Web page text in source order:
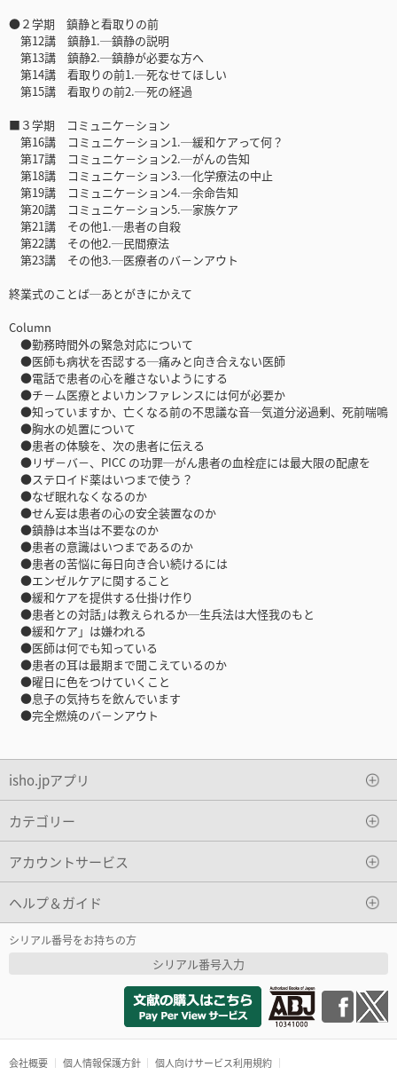
●２学期 鎮静と看取りの前
第12講 鎮静1.─鎮静の説明
第13講 鎮静2.─鎮静が必要な方へ
第14講 看取りの前1.─死なせてほしい
第15講 看取りの前2.─死の経過
■３学期 コミュニケ－ション
第16講 コミュニケ－ション1.─緩和ケアって何？
第17講 コミュニケ－ション2.─がんの告知
第18講 コミュニケ－ション3.─化学療法の中止
第19講 コミュニケ－ション4.─余命告知
第20講 コミュニケ－ション5.─家族ケア
第21講 その他1.─患者の自殺
第22講 その他2.─民間療法
第23講 その他3.─医療者のバ－ンアウト
終業式のことば─あとがきにかえて
Column
●勤務時間外の緊急対応について
●医師も病状を否認する─痛みと向き合えない医師
●電話で患者の心を離さないようにする
●チ－ム医療とよいカンファレンスには何が必要か
●知っていますか、亡くなる前の不思議な音─気道分泌過剰、死前喘鳴
●胸水の処置について
●患者の体験を、次の患者に伝える
●リザ－バ－、PICC の功罪─がん患者の血栓症には最大限の配慮を
●ステロイド薬はいつまで使う？
●なぜ眠れなくなるのか
●せん妄は患者の心の安全装置なのか
●鎮静は本当は不要なのか
●患者の意識はいつまであるのか
●患者の苦悩に毎日向き合い続けるには
●エンゼルケアに関すること
●緩和ケアを提供する仕掛け作り
●患者との対話｣は教えられるか─生兵法は大怪我のもと
●緩和ケア」は嫌われる
●医師は何でも知っている
●患者の耳は最期まで聞こえているのか
●曜日に色をつけていくこと
●息子の気持ちを飲んでいます
●完全燃焼のバ－ンアウト
isho.jpアプリ
カテゴリー
アカウントサービス
ヘルプ＆ガイド
シリアル番号をお持ちの方
シリアル番号入力
会社概要 個人情報保護方針 個人向けサービス利用規約